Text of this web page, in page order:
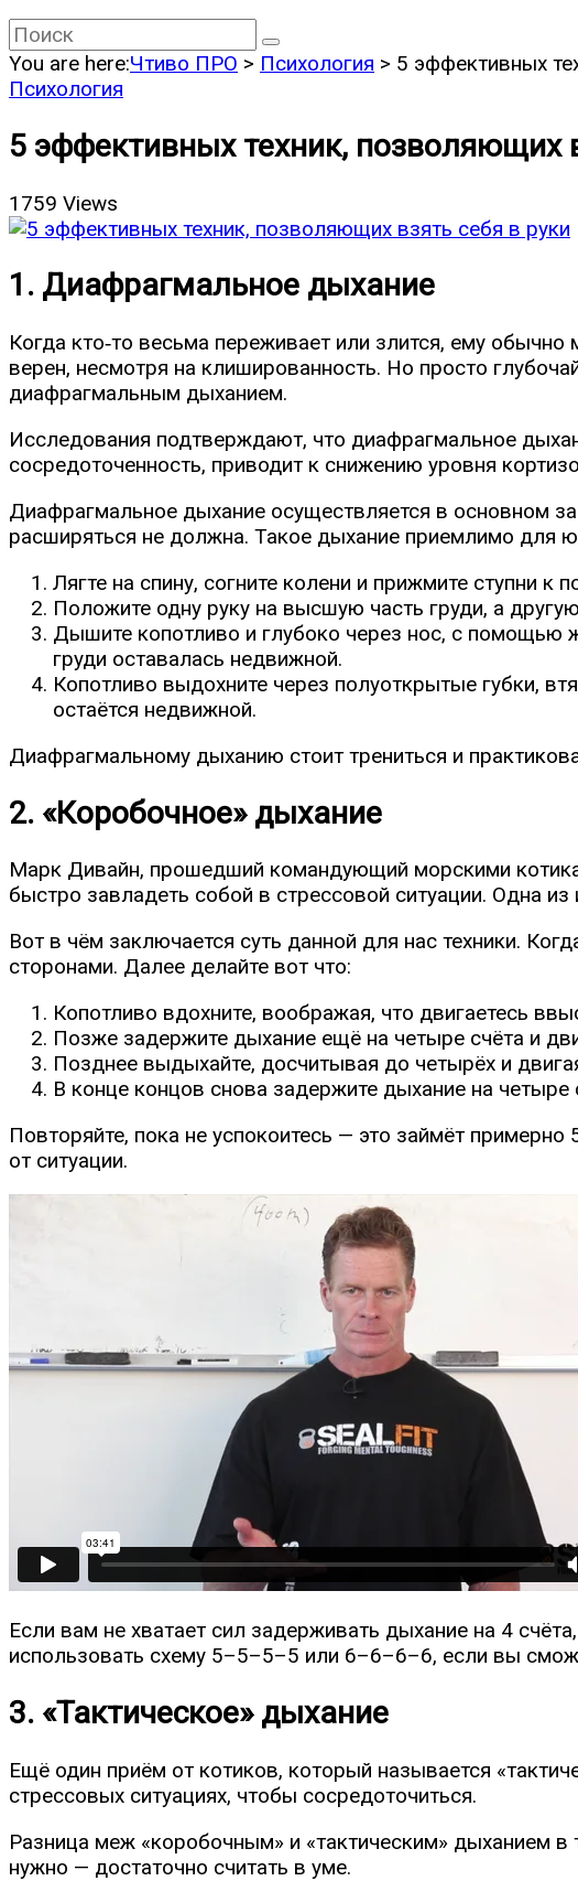
You are here:Чтиво ПРО > Психология > 5 эффективных
Психология
5 эффективных техник, позволяющих
1759 Views
1. Диафрагмальное дыхание
Когда кто‑то весьма переживает или злится, ему
верен, несмотря на клишированность. Но просто
диафрагмальным дыханием.
Исследования подтверждают, что диафрагмальное
сосредоточенность, приводит к снижению уровня
Диафрагмальное дыхание осуществляется в основном
расширяться не должна. Такое дыхание приемлимо для
Лягте на спину, согните колени и прижмите ступни к
Положите одну руку на высшую часть груди, а
Дышите копотливо и глубоко через нос, с помощью
груди оставалась недвижной.
Копотливо выдохните через полуоткрытые губки,
остаётся недвижной.
Диафрагмальному дыханию стоит трениться и
2. «Коробочное» дыхание
Марк Дивайн, прошедший командующий морскими
быстро завладеть собой в стрессовой ситуации. Одна
Вот в чём заключается суть данной для нас техники.
сторонами. Далее делайте вот что:
Копотливо вдохните, воображая, что двигаетесь
Позже задержите дыхание ещё на четыре счёта и
Позднее выдыхайте, досчитывая до четырёх и
В конце концов снова задержите дыхание на
Повторяйте, пока не успокоитесь — это займёт
от ситуации.
Если вам не хватает сил задерживать дыхание на 4
использовать схему 5–5–5–5 или 6–6–6–6, если вы
3. «Тактическое» дыхание
Ещё один приём от котиков, который называется
стрессовых ситуациях, чтобы сосредоточиться.
Разница меж «коробочным» и «тактическим» дыханием
нужно — достаточно считать в уме.